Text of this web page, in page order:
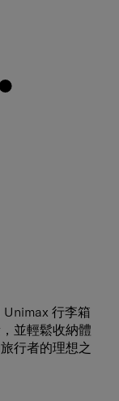
行李箱
並輕鬆收納體
行者的理想之